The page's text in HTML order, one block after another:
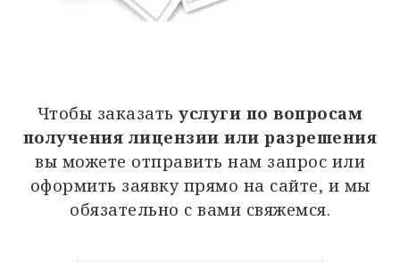
Чтобы заказатьуслуги по вопросам
получения лицензии или разрешения
вы можете отправить нам запрос или
оформить заявку прямо на сайте, и мы
обязательно с вами свяжемся.